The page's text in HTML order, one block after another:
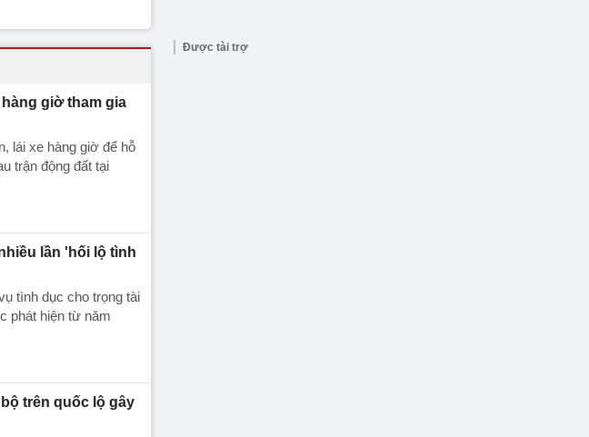
giờ tham gia
lái xe hàng giờ để hỗ
trận động đất tại
lần 'hối lộ tình
tình dục cho trọng tài
phát hiện từ năm
trên quốc lộ gây
Được tài trợ